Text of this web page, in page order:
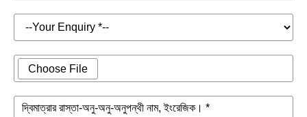
Choose File
দ্বিমাত্রার রাস্তা-অনু-অনু-অনুপন্থী নাম, ইংরেজিক। *